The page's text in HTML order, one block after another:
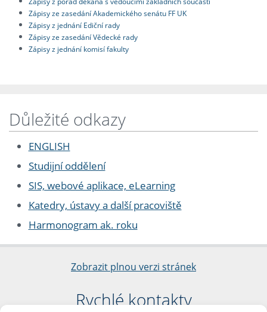
Zápisy ze zasedání Akademického senátu FF UK
Zápisy z jednání Ediční rady
Zápisy ze zasedání Vědecké rady
Zápisy z jednání komisí fakulty
Důležité odkazy
ENGLISH
Studijní oddělení
SIS, webové aplikace, eLearning
Katedry, ústavy a další pracoviště
Harmonogram ak. roku
Zobrazit plnou verzi stránek
Rychlé kontakty